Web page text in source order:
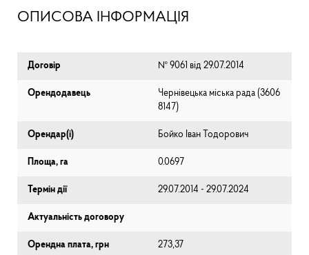
ОПИСОВА ІНФОРМАЦІЯ
Договір № 9061 від 29.07.2014
Орендодавець
Чернівецька міська рада (⁨3606
8147⁩)
Орендар(і) Бойко Іван Тодорович
Площа, га 0.0697
Термін дії 29.07.2014 - 29.07.2024
Актуальність договору
Орендна плата, грн 273,37